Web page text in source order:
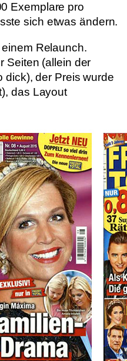
Exemplare pro
sich etwas ändern.
Relaunch.
Seiten (allein der
dick), der Preis wurde
das Layout